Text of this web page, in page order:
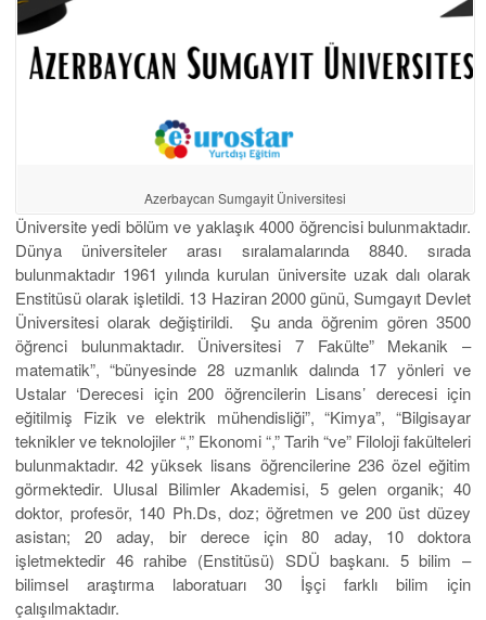
Azerbaycan Sumgayit Üniversitesi
Üniversite yedi bölüm ve yaklaşık 4000 öğrencisi bulunmaktadır.
Dünya üniversiteler arası sıralamalarında
8840. sırada
bulunmaktadır 1961 yılında kurulan üniversite uzak dalı olarak
Enstitüsü olarak işletildi. 13 Haziran 2000 günü, Sumgayıt Devlet
Üniversitesi olarak değiştirildi. Şu anda öğrenim gören 3500
öğrenci bulunmaktadır. Üniversitesi 7 Fakülte” Mekanik –
matematik”, “bünyesinde 28 uzmanlık dalında 17 yönleri ve
Ustalar ‘Derecesi için 200 öğrencilerin Lisans’ derecesi için
eğitilmiş Fizik ve elektrik mühendisliği”, “Kimya”, “Bilgisayar
teknikler ve teknolojiler “,” Ekonomi “,” Tarih “ve” Filoloji fakülteleri
bulunmaktadır. 42 yüksek lisans öğrencilerine 236 özel eğitim
görmektedir. Ulusal Bilimler Akademisi, 5 gelen organik; 40
doktor, profesör, 140 Ph.Ds, doz; öğretmen ve 200 üst düzey
asistan; 20 aday, bir derece için 80 aday, 10 doktora
işletmektedir 46 rahibe (Enstitüsü) SDÜ başkanı. 5 bilim –
bilimsel araştırma laboratuarı 30 İşçi farklı bilim için
çalışılmaktadır.